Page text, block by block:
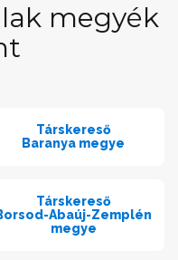
megyék
Társkereső
Baranya megye
Társkereső
Abaúj-Zemplén
megye